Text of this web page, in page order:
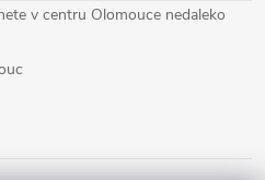
v centru Olomouce nedaleko